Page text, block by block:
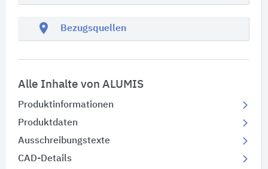
location_on Bezugsquellen
Alle Inhalte von ALUMIS
Produktinformationen
Produktdaten
Ausschreibungstexte
CAD-Details